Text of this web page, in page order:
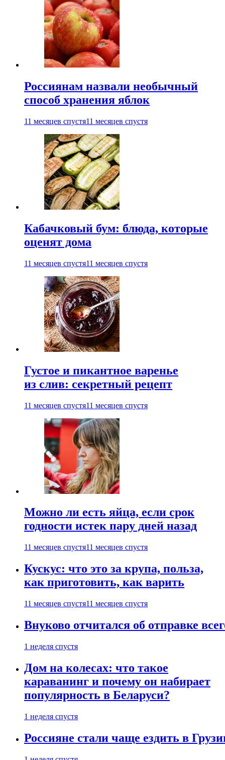
Россиянам назвали необычный
способ хранения яблок
11 месяцев спустя11 месяцев спустя
Кабачковый бум: блюда, которые
оценят дома
11 месяцев спустя11 месяцев спустя
Густое и пикантное варенье
из слив: секретный рецепт
11 месяцев спустя11 месяцев спустя
Можно ли есть яйца, если срок
годности истек пару дней назад
11 месяцев спустя11 месяцев спустя
Кускус: что это за крупа, польза,
как приготовить, как варить
11 месяцев спустя11 месяцев спустя
Внуково отчитался об отправке
1 неделя спустя
Дом на колесах: что такое
караванинг и почему он набирает
популярность в Беларуси?
1 неделя спустя
Россияне стали чаще ездить в